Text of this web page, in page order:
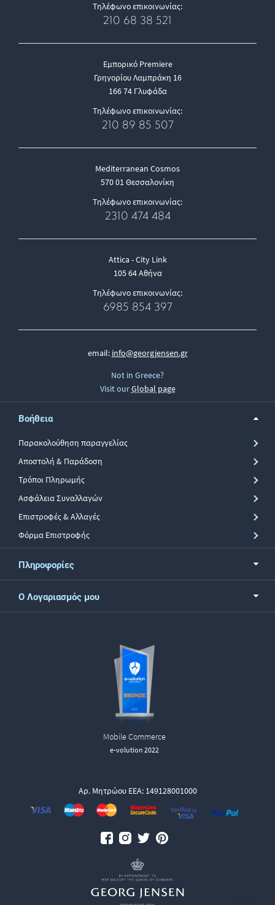
Τηλέφωνο επικοινωνίας:
210 68 38 521
Εμπορικό Premiere
Γρηγορίου Λαμπράκη 16
166 74 Γλυφάδα
Τηλέφωνο επικοινωνίας:
210 89 85 507
Mediterranean Cosmos
570 01 Θεσσαλονίκη
Τηλέφωνο επικοινωνίας:
2310 474 484
Attica - City Link
105 64 Αθήνα
Τηλέφωνο επικοινωνίας:
6985 854 397
email: info@georgjensen.gr
Not in Greece?
Visit ourGlobal page
Βοήθεια
Παρακολούθηση παραγγελίας
Αποστολή & Παράδοση
Τρόποι Πληρωμής
Ασφάλεια Συναλλαγών
Επιστροφές & Αλλαγές
Φόρμα Επιστροφής
Πληροφορίες
Ο Λογαριασμός μου
Mobile Commerce
e-volution 2022
Αρ. Μητρώου ΕΕΑ: 149128001000